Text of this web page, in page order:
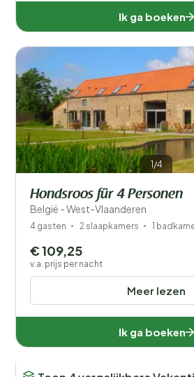
Ik ga boeken
1/4
Hondsroos für 4 Personen
België - West-Vlaanderen
4 gasten 2 slaapkamers 1
Meer lezen
€ 109,25
v.a. prijs per nacht
Ik ga boeken